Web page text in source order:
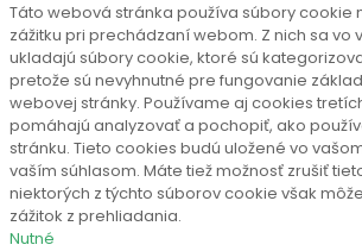
Táto webová stránka používa súbory cookie
zážitku pri prechádzaní webom. Z nich sa vo
ukladajú súbory cookie, ktoré sú
pretože sú nevyhnutné pre fungovanie
webovej stránky. Používame aj cookies
pomáhajú analyzovať a pochopiť, ako
stránku. Tieto cookies budú uložené vo
vaším súhlasom. Máte tiež možnosť zrušiť
niektorých z týchto súborov cookie však
zážitok z prehliadania.
Nutné